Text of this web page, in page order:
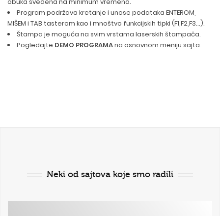
Program podržava kretanje i unose podataka ENTEROM,
MIŠEM i TAB tasterom kao i mnoštvo funkcijskih tipki (F1,F2,F3...).
Štampa je moguća na svim vrstama laserskih štampača.
Pogledajte DEMO PROGRAMAna osnovnom meniju sajta.
Neki od sajtova koje smo radili